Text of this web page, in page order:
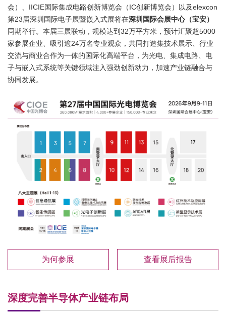
会）、IICIE国际集成电路创新博览会（IC创新博览会）以及elexcon
第23届深圳国际电子展暨嵌入式展将在深圳国际会展中心（宝安）
同期举行。本届三展联动，规模达到32万平方米，预计汇聚超5000
家参展企业、吸引逾24万名专业观众，共同打造集技术展示、行业
交流与商业合作为一体的国际化高端平台，为光电、集成电路、电
子与嵌入式系统等关键领域注入强劲创新动力，加速产业链融合与
协同发展。
为何参展 查看展后报告
深度完善半导体产业链布局